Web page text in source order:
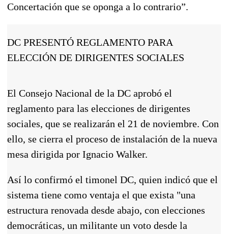
Concertación que se oponga a lo contrario”.
DC PRESENTÓ REGLAMENTO PARA
ELECCIÓN DE DIRIGENTES SOCIALES
El Consejo Nacional de la DC aprobó el
reglamento para las elecciones de dirigentes
sociales, que se realizarán el 21 de noviembre. Con
ello, se cierra el proceso de instalación de la nueva
mesa dirigida por Ignacio Walker.
Así lo confirmó el timonel DC, quien indicó que el
sistema tiene como ventaja el que exista "una
estructura renovada desde abajo, con elecciones
democráticas, un militante un voto desde la